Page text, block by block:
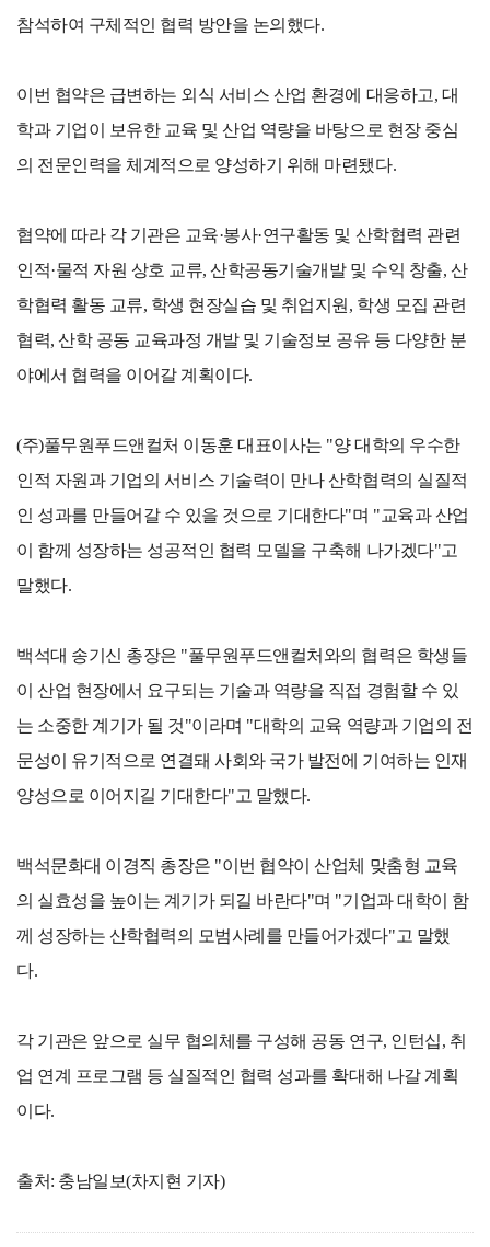
참석하여 구체적인 협력 방안을 논의했다.
이번 협약은 급변하는 외식 서비스 산업 환경에 대응하고, 대
학과 기업이 보유한 교육 및 산업 역량을 바탕으로 현장 중심
의 전문인력을 체계적으로 양성하기 위해 마련됐다.
협약에 따라 각 기관은 교육·봉사·연구활동 및 산학협력 관련
인적·물적 자원 상호 교류, 산학공동기술개발 및 수익 창출, 산
학협력 활동 교류, 학생 현장실습 및 취업지원, 학생 모집 관련
협력, 산학 공동 교육과정 개발 및 기술정보 공유 등 다양한 분
야에서 협력을 이어갈 계획이다.
(주)풀무원푸드앤컬처 이동훈 대표이사는 "양 대학의 우수한
인적 자원과 기업의 서비스 기술력이 만나 산학협력의 실질적
인 성과를 만들어갈 수 있을 것으로 기대한다"며 "교육과 산업
이 함께 성장하는 성공적인 협력 모델을 구축해 나가겠다"고
말했다.
백석대 송기신 총장은 "풀무원푸드앤컬처와의 협력은 학생들
이 산업 현장에서 요구되는 기술과 역량을 직접 경험할 수 있
는 소중한 계기가 될 것"이라며 "대학의 교육 역량과 기업의 전
문성이 유기적으로 연결돼 사회와 국가 발전에 기여하는 인재
양성으로 이어지길 기대한다"고 말했다.
백석문화대 이경직 총장은 "이번 협약이 산업체 맞춤형 교육
의 실효성을 높이는 계기가 되길 바란다"며 "기업과 대학이 함
께 성장하는 산학협력의 모범사례를 만들어가겠다"고 말했
다.
각 기관은 앞으로 실무 협의체를 구성해 공동 연구, 인턴십, 취
업 연계 프로그램 등 실질적인 협력 성과를 확대해 나갈 계획
이다.
출처: 충남일보(차지현 기자)